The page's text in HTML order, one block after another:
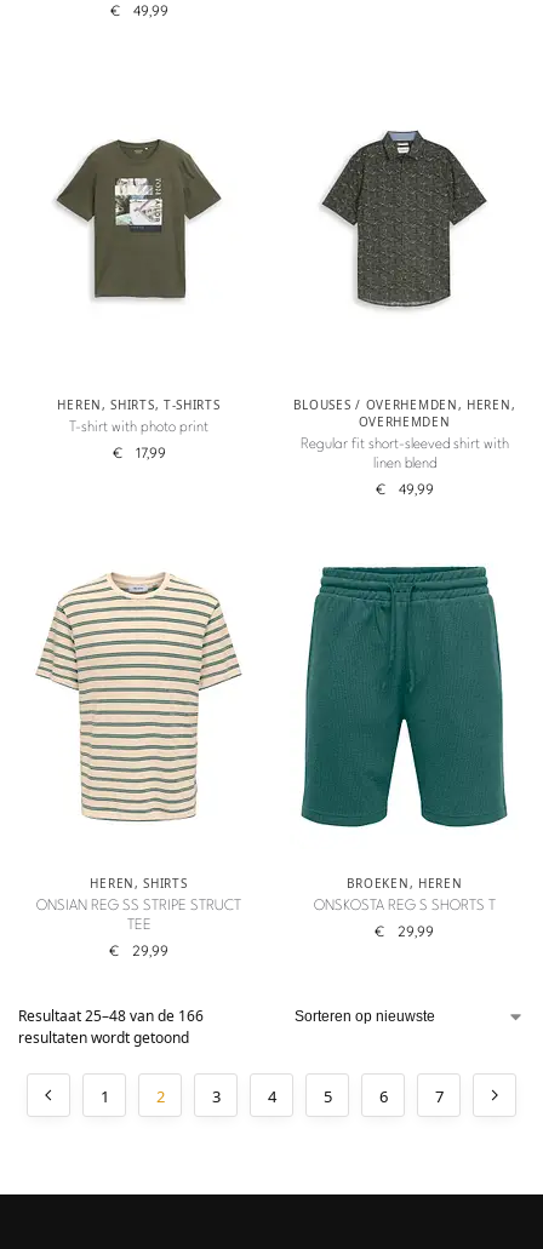
€ 49,99
HEREN,SHIRTS, T-SHIRTS
T-shirt with photo print
€ 17,99
BLOUSES / OVERHEMDEN, HEREN,
OVERHEMDEN
Regular fit short-sleeved shirt with
linen blend
€ 49,99
HEREN,SHIRTS
ONSIAN REG SS STRIPE STRUCT
TEE
€ 29,99
BROEKEN, HEREN
ONSKOSTA REG S SHORTS T
€ 29,99
Resultaat 25–48 van de 166
resultaten wordt getoond
1 2 3 4 5 6 7